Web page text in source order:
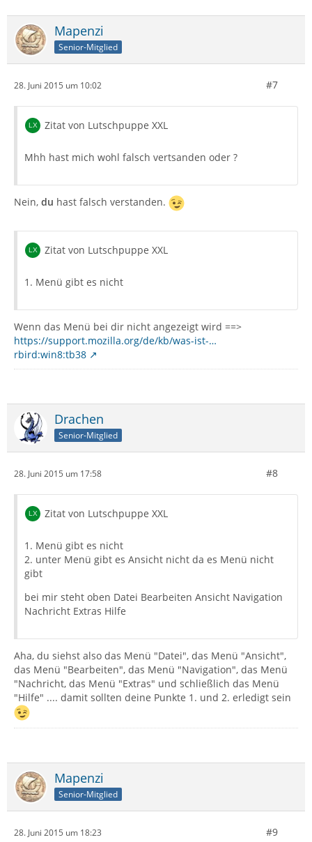
Mapenzi
Senior-Mitglied
28. Juni 2015 um 10:02 #7
Zitat von Lutschpuppe XXL
Mhh hast mich wohl falsch vertsanden oder ?
Nein, du hast falsch verstanden.
Zitat von Lutschpuppe XXL
1. Menü gibt es nicht
Wenn das Menü bei dir nicht angezeigt wird ==>
https://support.mozilla.org/de/kb/was-ist-…
rbird:win8:tb38
Drachen
Senior-Mitglied
28. Juni 2015 um 17:58 #8
Zitat von Lutschpuppe XXL
1. Menü gibt es nicht
2. unter Menü gibt es Ansicht nicht da es Menü nicht
gibt
bei mir steht oben Datei Bearbeiten Ansicht Navigation
Nachricht Extras Hilfe
Aha, du siehst also das Menü "Datei", das Menü "Ansicht",
das Menü "Bearbeiten", das Menü "Navigation", das Menü
"Nachricht, das Menü "Extras" und schließlich das Menü
"Hilfe" .... damit sollten deine Punkte 1. und 2. erledigt sein
Mapenzi
Senior-Mitglied
28. Juni 2015 um 18:23 #9